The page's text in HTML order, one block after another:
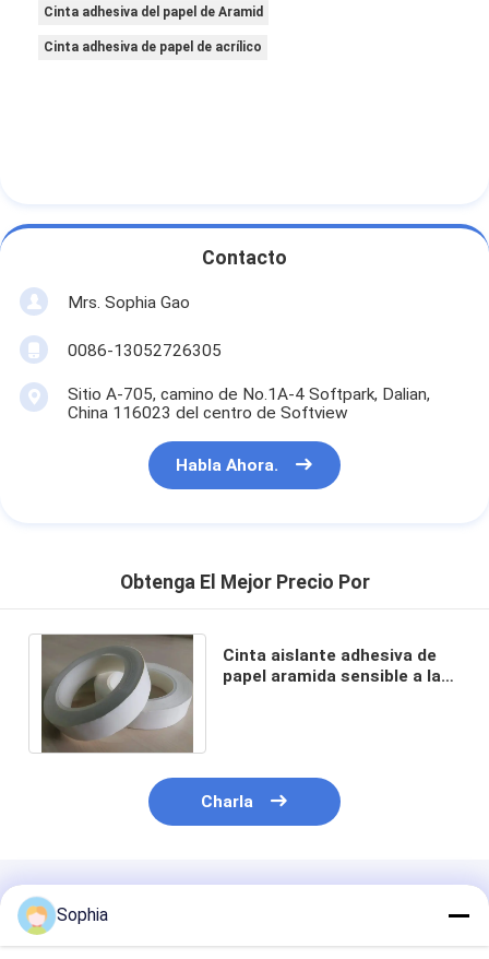
Cinta adhesiva del papel de Aramid
Cinta adhesiva de papel de acrílico
Contacto
Mrs. Sophia Gao
0086-13052726305
Sitio A-705, camino de No.1A-4 Softpark, Dalian,
China 116023 del centro de Softview
Habla Ahora.
Obtenga El Mejor Precio Por
Cinta aislante adhesiva de
papel aramida sensible a la
Charla
Productos Recomendados
Sophia